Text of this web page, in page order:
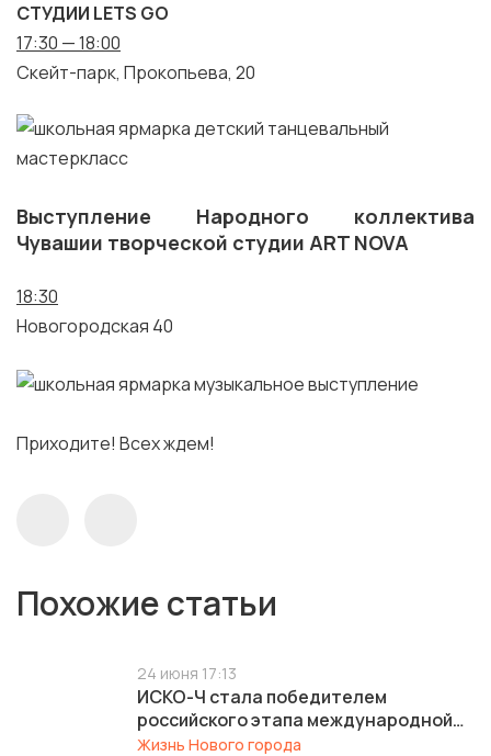
СТУДИИ LETS GO
17:30 — 18:00
Скейт-парк, Прокопьева, 20
Выступление Народного коллектива
Чувашии творческой студии ART NOVA
18:30
Новогородская 40
Приходите! Всех ждем!
Похожие статьи
24 июня 17:13
ИСКО-Ч стала победителем
российского этапа международной
архитектурной премии REPA 2026
Жизнь Нового города